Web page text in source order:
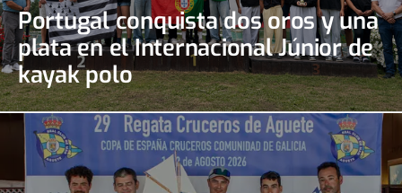
Portugal conquista dos oros y una
plata en el Internacional Júnior de
kayak polo